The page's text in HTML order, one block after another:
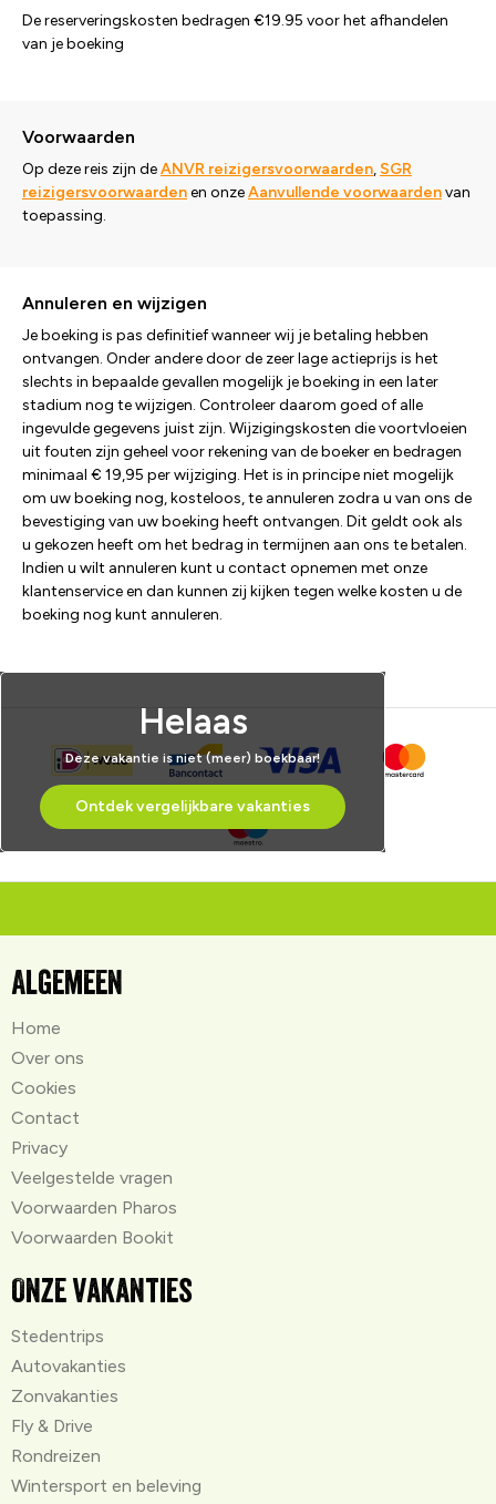
De reserveringskosten bedragen €19.95 voor het afhandelen
van je boeking
Voorwaarden
Op deze reis zijn deANVR reizigersvoorwaarden, SGR
reizigersvoorwaardenen onzeAanvullende voorwaardenvan
toepassing.
Annuleren en wijzigen
Je boeking is pas definitief wanneer wij je betaling hebben
ontvangen. Onder andere door de zeer lage actieprijs is het
slechts in bepaalde gevallen mogelijk je boeking in een later
stadium nog te wijzigen. Controleer daarom goed of alle
ingevulde gegevens juist zijn. Wijzigingskosten die voortvloeien
uit fouten zijn geheel voor rekening van de boeker en bedragen
minimaal € 19,95 per wijziging. Het is in principe niet mogelijk
om uw boeking nog, kosteloos, te annuleren zodra u van ons de
bevestiging van uw boeking heeft ontvangen. Dit geldt ook als
u gekozen heeft om het bedrag in termijnen aan ons te betalen.
Indien u wilt annuleren kunt u contact opnemen met onze
klantenservice en dan kunnen zij kijken tegen welke kosten u de
boeking nog kunt annuleren.
Helaas
Deze vakantie is niet (meer) boekbaar!
Ontdek vergelijkbare vakanties
Algemeen
Home
Over ons
Cookies
Contact
Privacy
Veelgestelde vragen
Voorwaarden Pharos
Voorwaarden Bookit
Onze vakanties
Stedentrips
Autovakanties
Zonvakanties
Fly & Drive
Rondreizen
Wintersport en beleving